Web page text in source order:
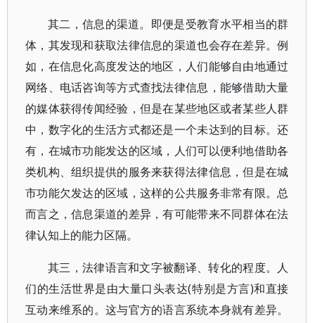
其二，信息的渠道。即便是受教育水平相当的群
体，其发现和获取法律信息的渠道也会存在差异。例
如，在信息化高度发达的地区，人们能够自由地通过
网络、电话咨询等方式查找法律信息，能够借助大量
的媒体获得传闻经验，但是在某些地区或者某些人群
中，数字化的生活方式都还是一个未达到的目标。还
有，在城市功能发达的区域，人们可以便利地借助各
类机构、组织提供的服务来获得法律信息，但是在城
市功能欠发达的区域，这样的公共服务非常有限。总
而言之，信息渠道的差异，有可能带来不同群体在法
律认知上的能力区隔。
其三，法律语言和文字被翻译、转化的程度。人
们的生活世界是由大量口头表达(特别是方言)和直接
互动来维系的。这与官方的语言系统本身就有差异。